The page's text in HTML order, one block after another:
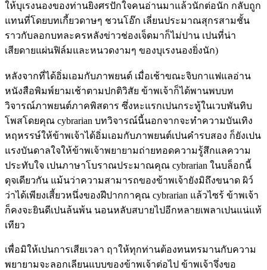
ให้บุเรงนองของท่านยิงศรปักใจคนอ่านมาแล้วนักต่อนัก กลับถูก
แทนที่โดยบทเกี้ยวดาษๆ ชวนโอ๊ก เลี่ยนประมาณสุกรสามชั้น
ราวกับลอกบทละครหลังข่าวช่องเจ็ดมาก็ไม่ปาน เปนที่น่า
เสียดายแผ่นฟิล์มและหนวดงามๆ ของบุเรงนองยิ่งนัก)
หลังจากที่ได้อิ่มเอมกับภาพยนต์ เมื่อเช้าขณะจิบกาแฟแลอ่าน
หนังสือพิมพ์ยามเช้าตามปกติวิสัย ข้าพเจ้าก็ได้พานพบบท
วิจารณ์ภาพยนต์ภาคพิสดาร ซึ่งหะแรกเปนกระทู้ในเวบพันทิบ
โพสโดยคุณ cybrarian บทวิจารณ์นี้นอกจากจะทำความบันเทิง
หฤหรรษ์ให้ข้าพเจ้าได้อิ่มเอมกับภาพยนต์เปนคำรบสอง ก็ยังเปน
แรงบันดาลใจให้ข้าพเจ้าพยายามถ่ายทอดความรู้สึกแลความ
ประทับใจ เปนภาษาโบราณประมาณคุณ cybrarian ในบล็อกนี้
ดุจเดียวกัน แม้นว่าความสามารถของข้าพเจ้ายังมิถึงขนาด ผิว์
ว่าได้เพียงเสี้ยวหนึ่งของฝีปากกาคุณ cybrarian แล้วไซร้ ข้าพเจ้า
ก็คงจะยินดีเปนล้นพ้น นอนหลับสบายไปอีกหลายเพลาเปนแน่แท้
เทียว
เพื่อมิให้เปนการเสียเวลา ฤาให้ทุกท่านต้องทนทรมานกับความ
พยายามจะลอกเลียนแบบของข้าพเจ้าต่อไป ข้าพเจ้าจึ่งขอ